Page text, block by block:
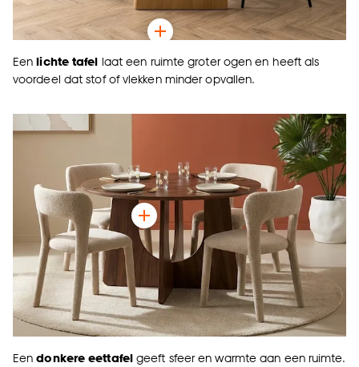
Eenlichte tafel laat een ruimte groter ogen en heeft als
voordeel dat stof of vlekken minder opvallen.
Eendonkere eettafelgeeft sfeer en warmte aan een ruimte.